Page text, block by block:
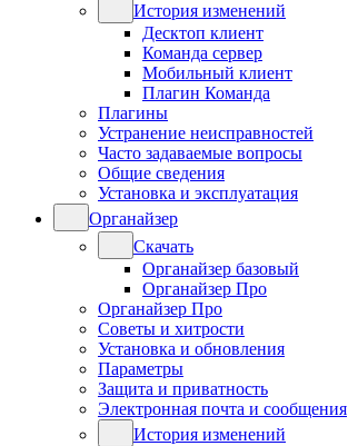
История изменений
Десктоп клиент
Команда сервер
Мобильный клиент
Плагин Команда
Плагины
Устранение неисправностей
Часто задаваемые вопросы
Общие сведения
Установка и эксплуатация
Органайзер
Скачать
Органайзер базовый
Органайзер Про
Органайзер Про
Советы и хитрости
Установка и обновления
Параметры
Защита и приватность
Электронная почта и сообщения
История изменений